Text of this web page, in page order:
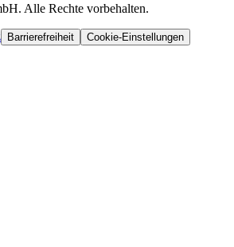
Alle Rechte vorbehalten.
Barrierefreiheit Cookie-Einstellungen